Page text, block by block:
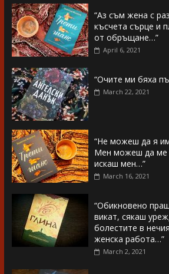
“Аз съм жена с
късчета сърце и
от обръщане…”
April 6, 2021
“Очите ми бяха
March 22, 2021
“Не можеш да я
Мен можеш да ме
искаш мен…”
March 16, 2021
“Обикновено
викат, сякаш
болестите в
женска работа…”
March 2, 2021